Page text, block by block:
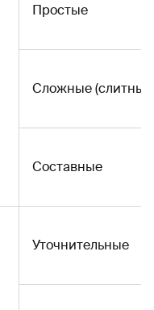
Простые
Сложные
Составные
Уточнительные